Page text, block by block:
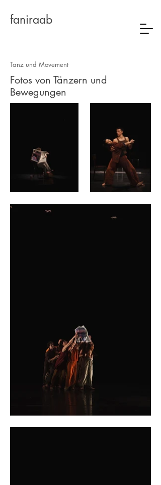
faniraab
Tanz und Movement
Fotos von Tänzern und
Bewegungen